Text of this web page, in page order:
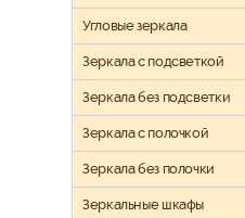
Угловые зеркала
Зеркала с подсветкой
Зеркала без подсветки
Зеркала с полочкой
Зеркала без полочки
Зеркальные шкафы